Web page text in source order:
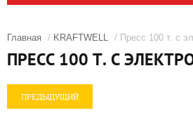
Главная / KRAFTWELL / Пресс 100 т. c
ПРЕСС 100 Т. C
ПРЕДЫДУЩИЙ